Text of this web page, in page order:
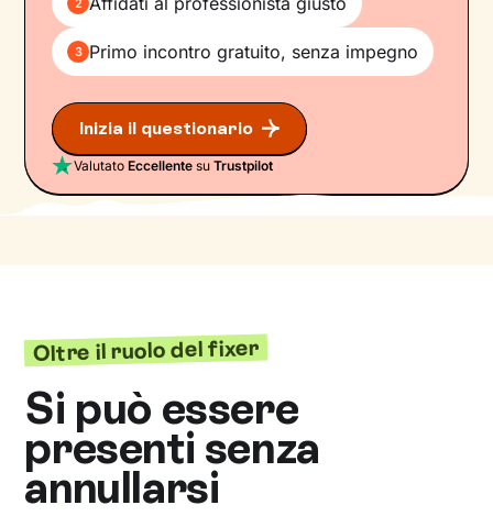
2
3 Primo incontro gratuito, senza impegno
Inizia il questionario
ValutatoEccellente suTrustpilot
Oltre il ruolo del fixer
Si può essere
presenti senza
annullarsi